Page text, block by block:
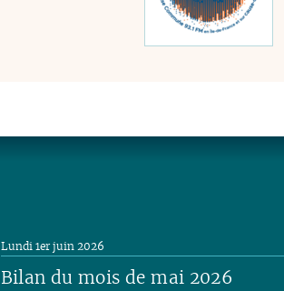
Bilan du mois de mai 2026
Lundi 1er juin 2026